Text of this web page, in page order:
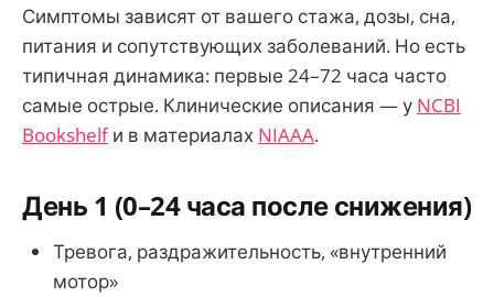
Симптомы зависят от вашего стажа, дозы, сна,
питания и сопутствующих заболеваний. Но есть
типичная динамика: первые 24–72 часа часто
самые острые. Клинические описания — у NCBI
Bookshelfи в материалах NIAAA.
День 1 (0–24 часа после снижения)
Тревога, раздражительность, «внутренний
мотор»